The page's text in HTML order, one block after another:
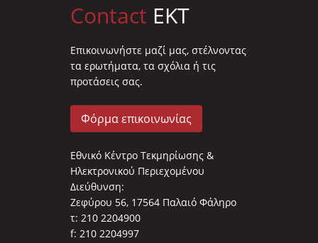
Contact EKT
Επικοινωνήστε μαζί μας, στέλνοντας
τα ερωτήματα, τα σχόλια ή τις
προτάσεις σας.
Φόρμα επικοινωνίας
Εθνικό Κέντρο Τεκμηρίωσης &
Ηλεκτρονικού Περιεχομένου
Διεύθυνση:
Ζεφύρου 56, 17564 Παλαιό Φάληρο
τ: 210 2204900
f: 210 2204997